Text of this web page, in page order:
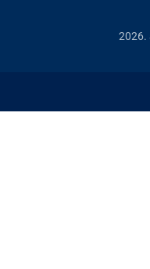
2026.